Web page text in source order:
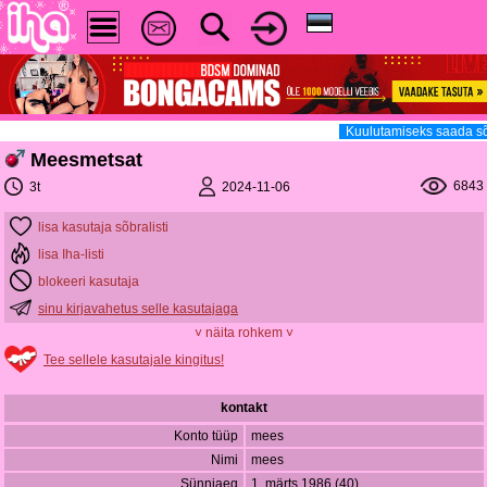
Kuulutamiseks saada
Meesmetsat
3t 2024-11-06 6843
lisa kasutaja sõbralisti
lisa Iha-listi
blokeeri kasutaja
sinu kirjavahetus selle kasutajaga
˅ näita rohkem ˅
Tee sellele kasutajale kingitus!
kontakt
Konto tüüp
mees
Nimi
mees